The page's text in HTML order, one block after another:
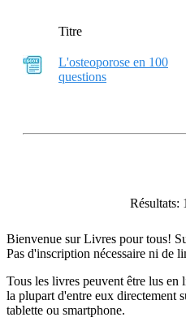
Titre
L'osteoporose en 100
questions
Résultats:
Bienvenue sur Livres pour tous!
Pas d'inscription nécessaire ni de
Tous les livres peuvent être lus en
la plupart d'entre eux directement
tablette ou smartphone.